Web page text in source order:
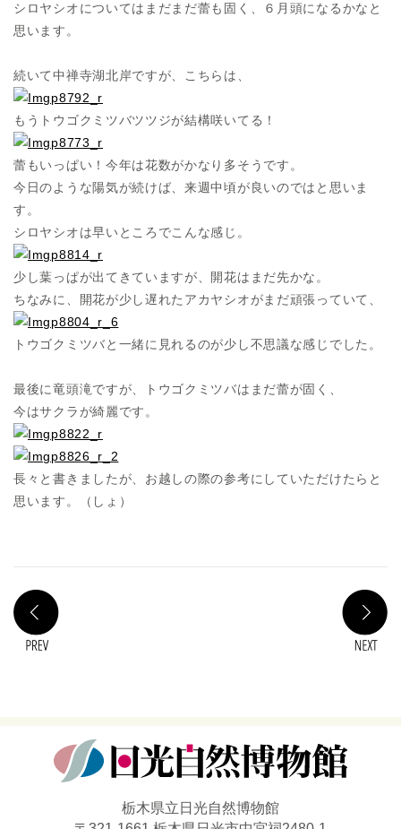
シロヤシオについてはまだまだ蕾も固く、６月頭になるかなと
思います。
続いて中禅寺湖北岸ですが、こちらは、
もうトウゴクミツバツツジが結構咲いてる！
蕾もいっぱい！今年は花数がかなり多そうです。
今日のような陽気が続けば、来週中頃が良いのではと思いま
す。
シロヤシオは早いところでこんな感じ。
少し葉っぱが出てきていますが、開花はまだ先かな。
ちなみに、開花が少し遅れたアカヤシオがまだ頑張っていて、
トウゴクミツバと一緒に見れるのが少し不思議な感じでした。
最後に竜頭滝ですが、トウゴクミツバはまだ蕾が固く、
今はサクラが綺麗です。
長々と書きましたが、お越しの際の参考にしていただけたらと
思います。（しょ）
栃木県立日光自然博物館